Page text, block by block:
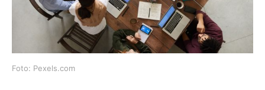
Foto: Pexels.com